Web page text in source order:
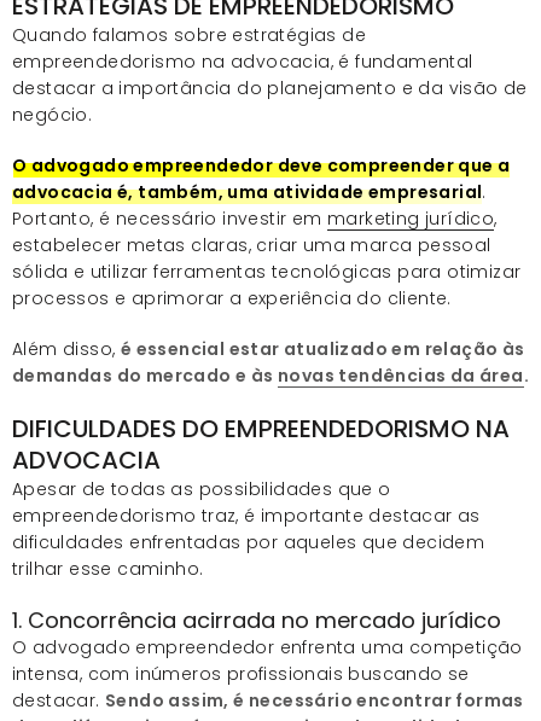
Quando falamos sobre estratégias de
empreendedorismo na advocacia, é fundamental
destacar a importância do planejamento e da visão de
negócio.
O advogado empreendedor deve compreender que a
advocacia é, também, uma atividade empresarial.
Portanto, é necessário investir em marketing jurídico,
estabelecer metas claras, criar uma marca pessoal
sólida e utilizar ferramentas tecnológicas para otimizar
processos e aprimorar a experiência do cliente.
Além disso, é essencial estar atualizado em relação às
demandas do mercado e às novas tendências da área.
DIFICULDADES DO EMPREENDEDORISMO NA
ADVOCACIA
Apesar de todas as possibilidades que o
empreendedorismo traz, é importante destacar as
dificuldades enfrentadas por aqueles que decidem
trilhar esse caminho.
1. Concorrência acirrada no mercado jurídico
O advogado empreendedor enfrenta uma competição
intensa, com inúmeros profissionais buscando se
destacar. Sendo assim, é necessário encontrar formas